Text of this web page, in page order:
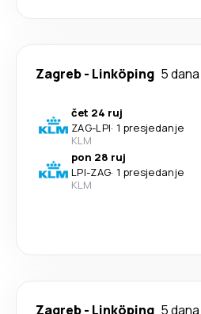
Zagreb- Linköping 5 dana
čet 24 ruj
ZAG-LPI· 1 presjedanje
KLM
pon 28 ruj
LPI-ZAG· 1 presjedanje
KLM
Zagreb- Linköping 5 dana